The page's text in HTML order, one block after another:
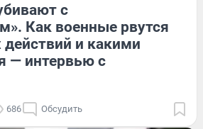
с
Как военные рвутся
действий и какими
— интервью с
686 Обсудить